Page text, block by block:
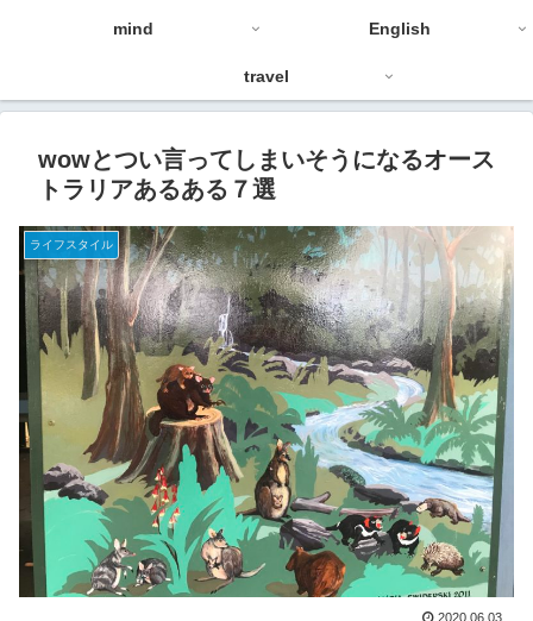
mind English
travel
wowとつい言ってしまいそうになるオース
トラリアあるある７選
ライフスタイル
2020.06.03